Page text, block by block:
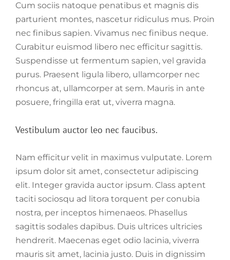
Cum sociis natoque penatibus et magnis dis
parturient montes, nascetur ridiculus mus. Proin
nec finibus sapien. Vivamus nec finibus neque.
Curabitur euismod libero nec efficitur sagittis.
Suspendisse ut fermentum sapien, vel gravida
purus. Praesent ligula libero, ullamcorper nec
rhoncus at, ullamcorper at sem. Mauris in ante
posuere, fringilla erat ut, viverra magna.
Vestibulum auctor leo nec faucibus.
Nam efficitur velit in maximus vulputate. Lorem
ipsum dolor sit amet, consectetur adipiscing
elit. Integer gravida auctor ipsum. Class aptent
taciti sociosqu ad litora torquent per conubia
nostra, per inceptos himenaeos. Phasellus
sagittis sodales dapibus. Duis ultrices ultricies
hendrerit. Maecenas eget odio lacinia, viverra
mauris sit amet, lacinia justo. Duis in dignissim